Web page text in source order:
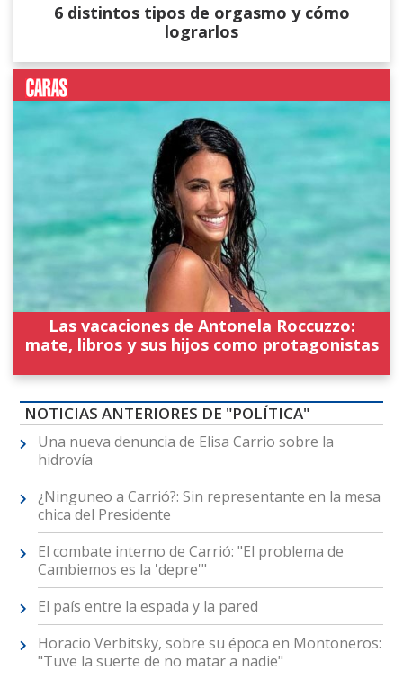
6 distintos tipos de orgasmo y cómo
lograrlos
Las vacaciones de Antonela Roccuzzo:
mate, libros y sus hijos como protagonistas
NOTICIAS ANTERIORES DE "POLÍTICA"
Una nueva denuncia de Elisa Carrio sobre la
hidrovía
¿Ninguneo a Carrió?: Sin representante en la mesa
chica del Presidente
El combate interno de Carrió: "El problema de
Cambiemos es la 'depre'"
El país entre la espada y la pared
Horacio Verbitsky, sobre su época en Montoneros:
"Tuve la suerte de no matar a nadie"